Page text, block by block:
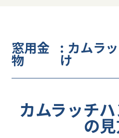
窓用金
物
: カムラ
け
カムラッチ
の